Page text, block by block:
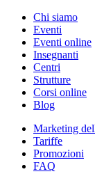
Chi siamo
Eventi
Eventi online
Insegnanti
Centri
Strutture
Corsi online
Blog
Marketing
Tariffe
Promozioni
FAQ